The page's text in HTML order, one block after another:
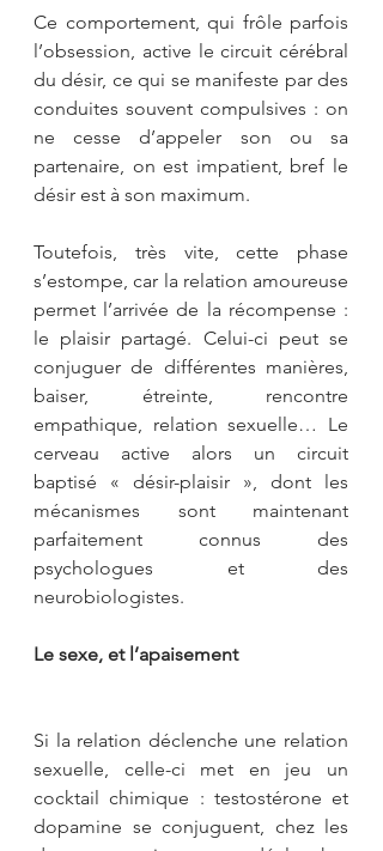
Ce comportement, qui frôle parfois
l’obsession, active le circuit cérébral
du désir, ce qui se manifeste par des
conduites souvent compulsives : on
ne cesse d’appeler son ou sa
partenaire, on est impatient, bref le
désir est à son maximum.
Toutefois, très vite, cette phase
s’estompe, car la relation amoureuse
permet l’arrivée de la récompense :
le plaisir partagé. Celui-ci peut se
conjuguer de différentes manières,
baiser, étreinte, rencontre
empathique, relation sexuelle… Le
cerveau active alors un circuit
baptisé « désir-plaisir », dont les
mécanismes sont maintenant
parfaitement connus des
psychologues et des
neurobiologistes.
Le sexe, et l’apaisement
Si la relation déclenche une relation
sexuelle, celle-ci met en jeu un
cocktail chimique : testostérone et
dopamine se conjuguent, chez les